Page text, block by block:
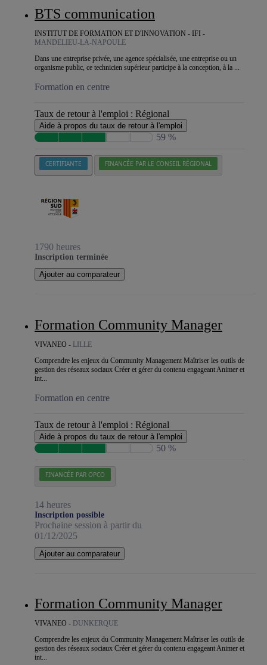
BTS communication
INSTITUT DE FORMATION ET D'INNOVATION - IFI -
MANDELIEU-LA-NAPOULE
Dans une entreprise privée, une agence spécialisée, une entreprise ou un
organisme public, ce technicien supérieur participe à la conception, à la ...
Formation en centre
Taux de retour à l'emploi : Régional
Aide à propos du taux de retour à l'emploi
59 %
CERTIFIANTE FINANCÉE PAR LE CONSEIL RÉGIONAL
1790 heures
Inscription terminée
Ajouter au comparateur
Formation Community Manager
VIVANEO - LILLE
Comprendre les enjeux du Community Management Maîtriser les outils de
gestion des réseaux sociaux Créer et gérer du contenu engageant Animer et
int...
Formation en centre
Taux de retour à l'emploi : Régional
Aide à propos du taux de retour à l'emploi
50 %
FINANCÉE PAR OPCO
14 heures
Inscription possible
Prochaine session à partir du
01/12/2025
Ajouter au comparateur
Formation Community Manager
VIVANEO - DUNKERQUE
Comprendre les enjeux du Community Management Maîtriser les outils de
gestion des réseaux sociaux Créer et gérer du contenu engageant Animer et
int...